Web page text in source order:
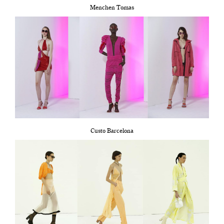
Menchen Tomas
Custo Barcelona